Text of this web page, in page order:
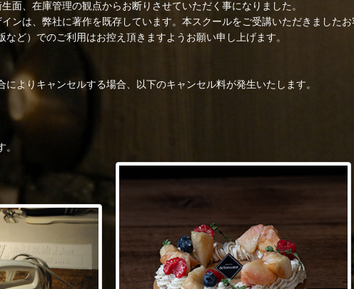
面、在庫管理の観点からお断りさせていただく事になりました。
ンは、弊社に著作を既存しています。本スクールをご受講いただきました
ど）でのご利用はお控え頂きますようお願い申し上げます。
によりキャンセルする場合、以下のキャンセル料が発生いたします。